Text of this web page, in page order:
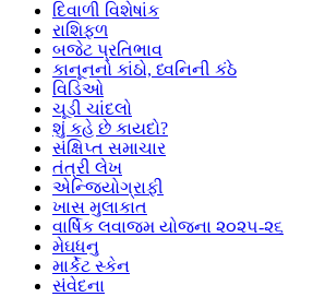
દિવાળી વિશેષાંક
રાશિફળ
બજેટ પ્રતિભાવ
કાનૂનનો કાંઠો, ધ્વનિની કંઠે
વિડિઓ
ચૂડી ચાંદલો
શું કહે છે કાયદો?
સંક્ષિપ્ત સમાચાર
તંત્રી લેખ
એન્જિયોગ્રાફી
ખાસ મુલાકાત
વાર્ષિક લવાજમ યોજના ૨૦૨૫-૨૬
મેઘધનુ
માર્કેટ સ્કેન
સંવેદના